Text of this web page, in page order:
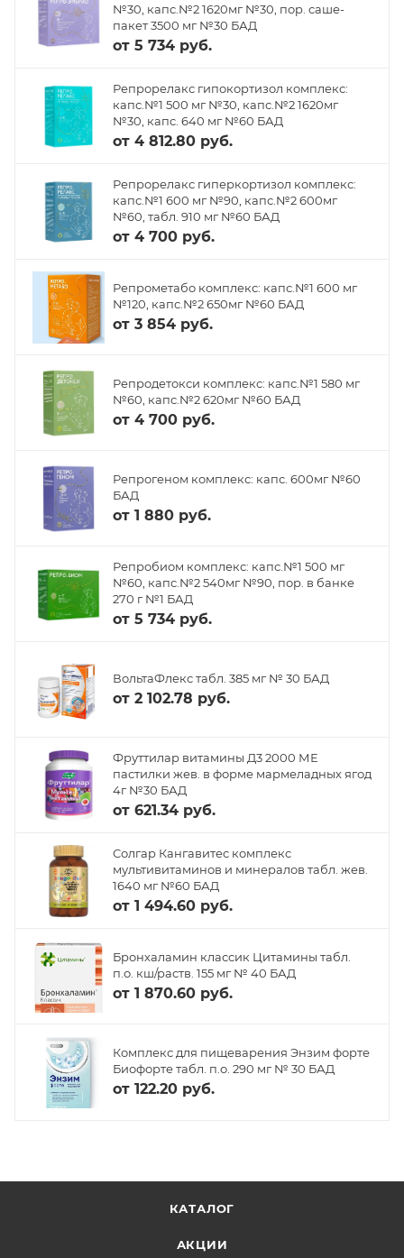
№30, капс.№2 1620мг №30, пор. саше-
пакет 3500 мг №30 БАД
от 5 734 руб.
Репрорелакс гипокортизол комплекс:
капс.№1 500 мг №30, капс.№2 1620мг
№30, капс. 640 мг №60 БАД
от 4 812.80 руб.
Репрорелакс гиперкортизол комплекс:
капс.№1 600 мг №90, капс.№2 600мг
№60, табл. 910 мг №60 БАД
от 4 700 руб.
Репрометабо комплекс: капс.№1 600 мг
№120, капс.№2 650мг №60 БАД
от 3 854 руб.
Репродетокси комплекс: капс.№1 580 мг
№60, капс.№2 620мг №60 БАД
от 4 700 руб.
Репрогеном комплекс: капс. 600мг №60
БАД
от 1 880 руб.
Репробиом комплекс: капс.№1 500 мг
№60, капс.№2 540мг №90, пор. в банке
270 г №1 БАД
от 5 734 руб.
ВольтаФлекс табл. 385 мг № 30 БАД
от 2 102.78 руб.
Фруттилар витамины Д3 2000 МЕ
пастилки жев. в форме мармеладных ягод
4г №30 БАД
от 621.34 руб.
Солгар Кангавитес комплекс
мультивитаминов и минералов табл. жев.
1640 мг №60 БАД
от 1 494.60 руб.
Бронхаламин классик Цитамины табл.
п.о. кш/раств. 155 мг № 40 БАД
от 1 870.60 руб.
Комплекс для пищеварения Энзим форте
Биофорте табл. п.о. 290 мг № 30 БАД
от 122.20 руб.
КАТАЛОГ
АКЦИИ